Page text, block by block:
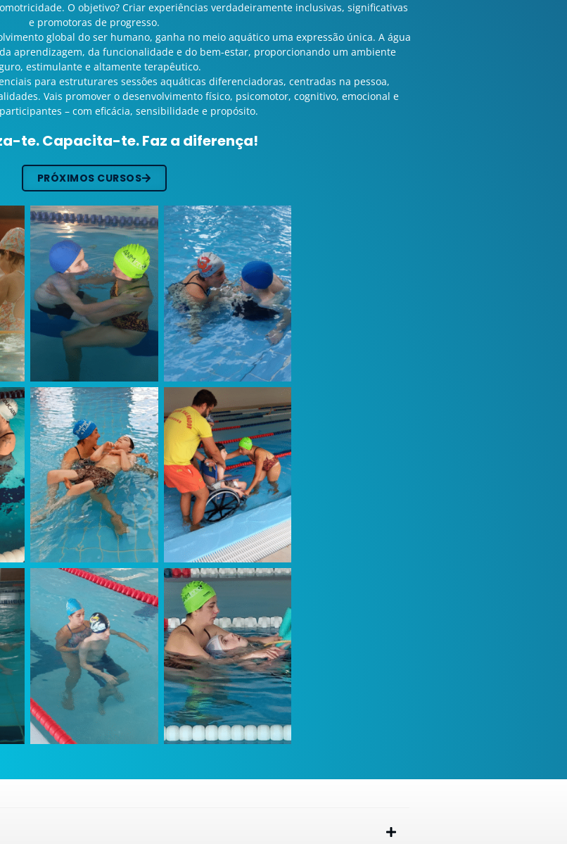
O objetivo? Criar experiências verdadeiramente inclusivas, significativas
e promotoras de progresso.
global do ser humano, ganha no meio aquático uma expressão única. A água
aprendizagem, da funcionalidade e do bem-estar, proporcionando um ambiente
estimulante e altamente terapêutico.
para estruturares sessões aquáticas diferenciadoras, centradas na pessoa,
Vais promover o desenvolvimento físico, psicomotor, cognitivo, emocional e
– com eficácia, sensibilidade e propósito.
te. Capacita-te. Faz a diferença!
PRÓXIMOS CURSOS